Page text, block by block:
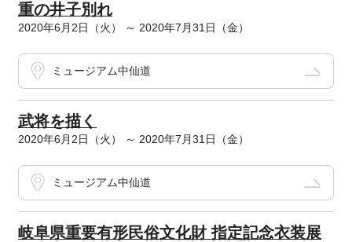
重の井子別れ
2020年6月2日（火） ～ 2020年7月31日（金）
ミュージアム中仙道
武将を描く
2020年6月2日（火） ～ 2020年7月31日（金）
ミュージアム中仙道
岐阜県重要有形民俗文化財 指定記念衣装展